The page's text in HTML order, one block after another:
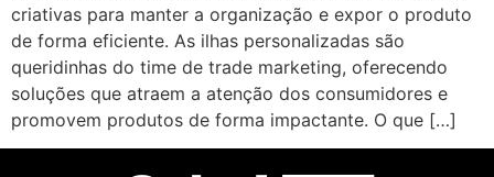
criativas para manter a organização e expor o produto
de forma eficiente. As ilhas personalizadas são
queridinhas do time de trade marketing, oferecendo
soluções que atraem a atenção dos consumidores e
promovem produtos de forma impactante. O que […]